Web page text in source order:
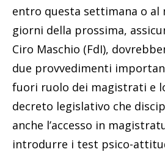
entro questa settimana o al
giorni della prossima,
Ciro Maschio (FdI),
due provvedimenti
fuori ruolo dei magistrati e
decreto legislativo che
anche l’accesso in
introdurre i test psico-